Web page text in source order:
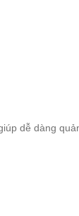
dễ dàng